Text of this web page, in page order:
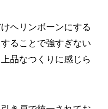
ヘリンボーンにする
ることで強すぎない
品なつくりに感じら